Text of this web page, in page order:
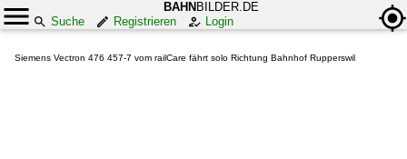
BAHN BILDER.DE
Suche
Registrieren Login
Siemens Vectron 476 457-7 vom railCare fährt solo Richtung Bahnhof Rupperswil